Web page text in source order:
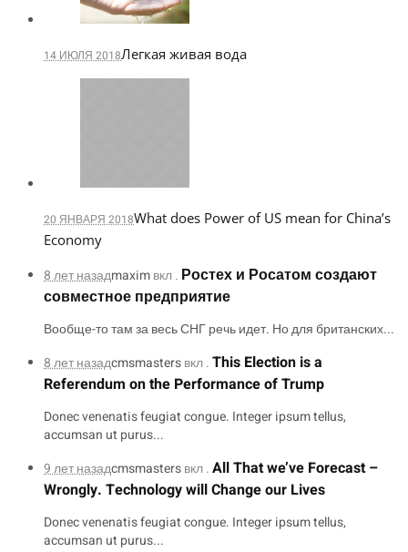
14 ИЮЛЯ 2018Легкая живая вода
20 ЯНВАРЯ 2018What does Power of US mean for China’s
Economy
8 лет назадmaximвкл . Ростех и Росатом создают
совместное предприятие
Вообще-то там за весь СНГ речь идет. Но для британских...
8 лет назадcmsmastersвкл .This Election is a
Referendum on the Performance of Trump
Donec venenatis feugiat congue. Integer ipsum tellus,
accumsan ut purus...
9 лет назадcmsmastersвкл .All That we’ve Forecast –
Wrongly. Technology will Change our Lives
Donec venenatis feugiat congue. Integer ipsum tellus,
accumsan ut purus...